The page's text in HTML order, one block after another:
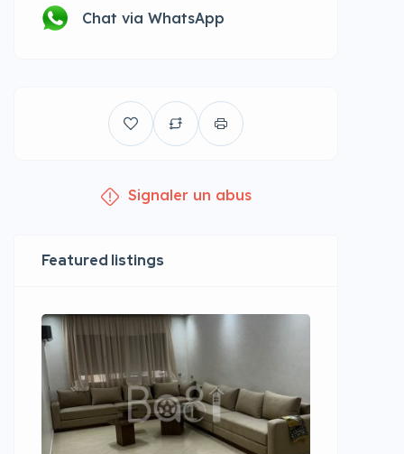
Chat via WhatsApp
Signaler un abus
Featured listings